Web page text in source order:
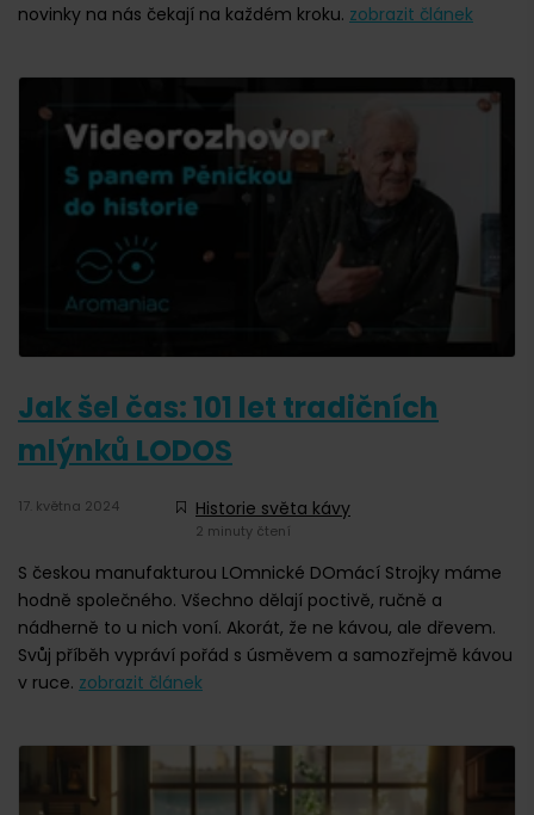
novinky na nás čekají na každém kroku. zobrazit článek
Jak šel čas: 101 let tradičních
mlýnků LODOS
17. května 2024 Historie světa kávy
2 minuty čtení
S českou manufakturou LOmnické DOmácí Strojky máme
hodně společného. Všechno dělají poctivě, ručně a
nádherně to u nich voní. Akorát, že ne kávou, ale dřevem.
Svůj příběh vypráví pořád s úsměvem a samozřejmě kávou
v ruce. zobrazit článek